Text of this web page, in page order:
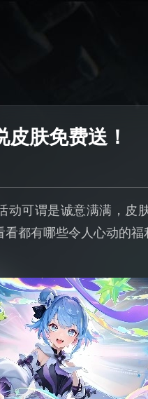
肤免费送！
动可谓是诚意满满，皮
都有哪些令人心动的福